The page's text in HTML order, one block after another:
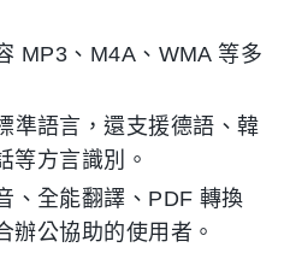
MP3、M4A、WMA 等多
準語言，還支援德語、韓
等方言識別。
、全能翻譯、PDF 轉換
辦公協助的使用者。